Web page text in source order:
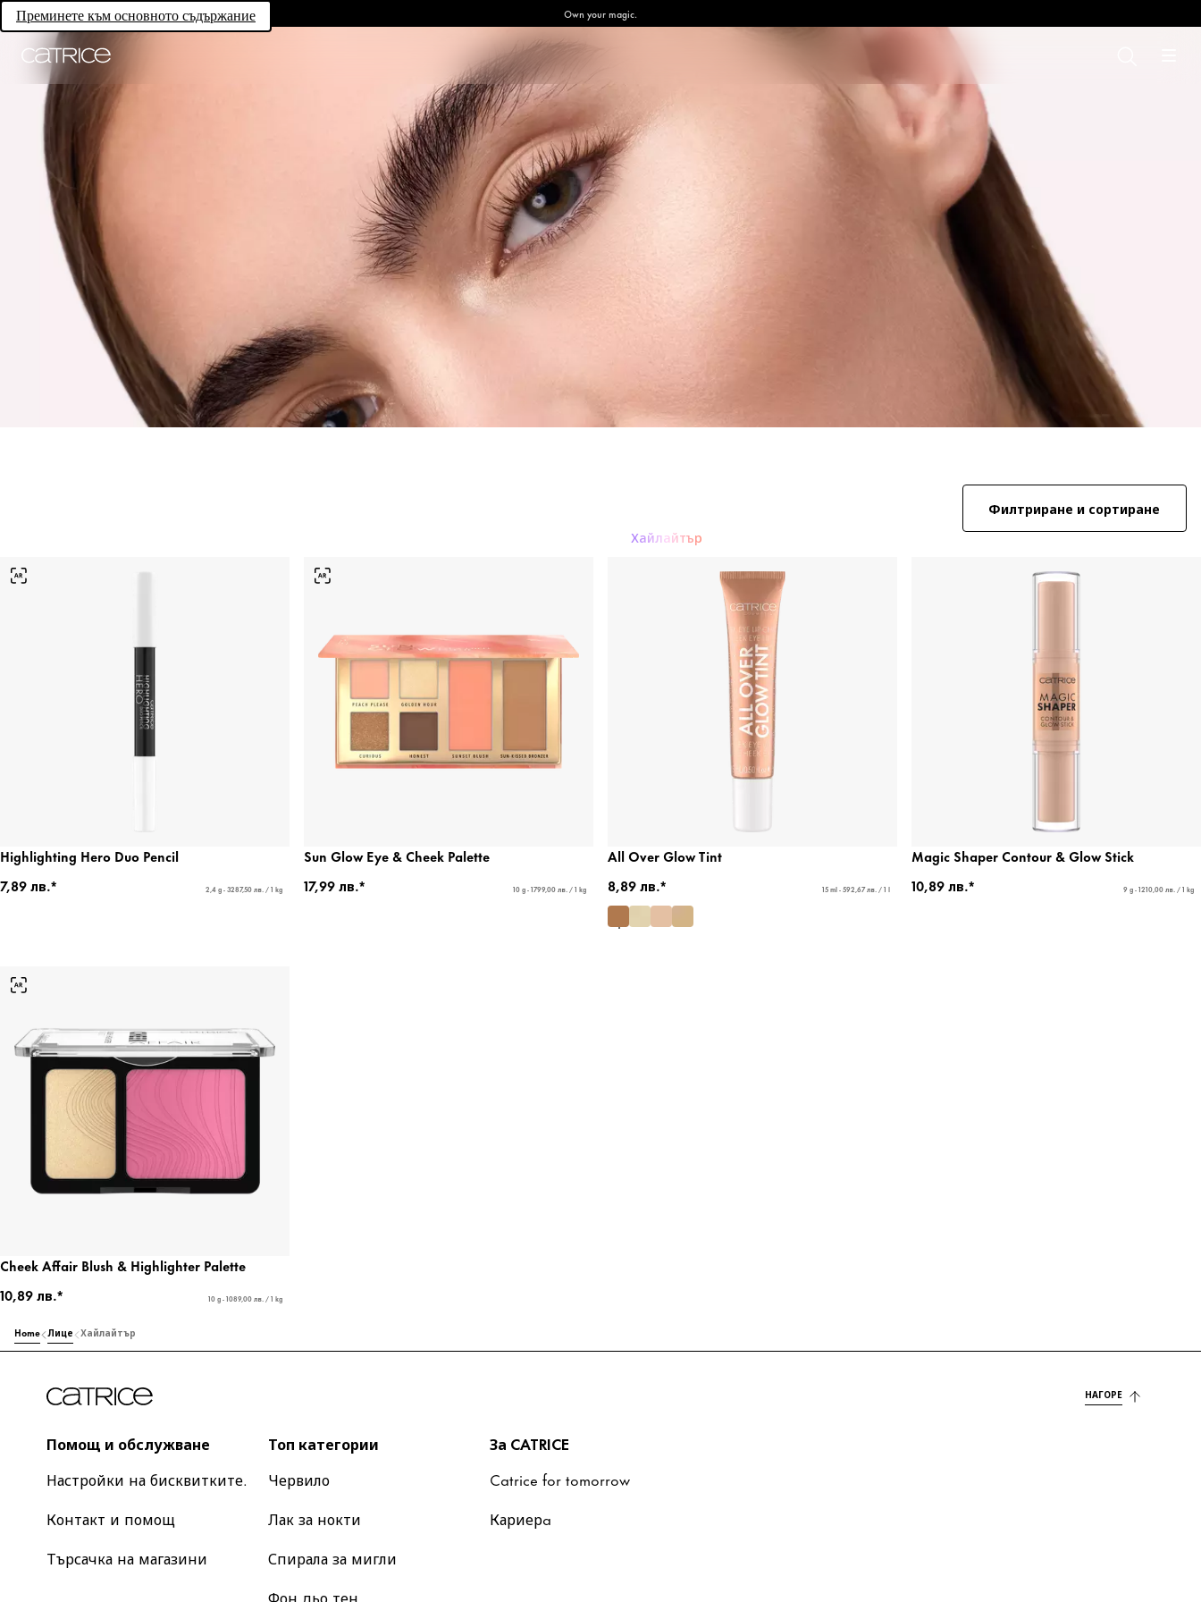
Преминете към основното съдържание Own your magic.
Хайлайтър
Филтриране и сортиране
Highlighting Hero Duo Pencil
7,89 лв.*
2,4 g - 3287,50 лв. / 1 kg
Sun Glow Eye & Cheek Palette
17,99 лв.*
10 g - 1799,00 лв. / 1 kg
All Over Glow Tint
8,89 лв.*
15 ml - 592,67 лв. / 1 l
Magic Shaper Contour & Glow Stick
10,89 лв.*
9 g - 1210,00 лв. / 1 kg
Cheek Affair Blush & Highlighter Palette
10,89 лв.*
10 g - 1089,00 лв. / 1 kg
Home Лице Хайлайтър
НАГОРЕ
Помощ и обслужване
Настройки на бисквитките.
Контакт и помощ
Търсачка на магазини
Топ категории
Червило
Лак за нокти
Спирала за мигли
Фон дьо тен
За CATRICE
Catrice for tomorrow
Кариерa